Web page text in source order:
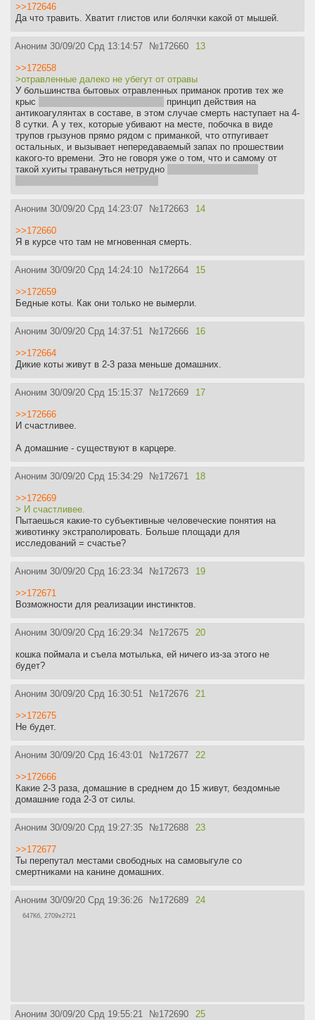
>>172646
Да что травить. Хватит глистов или болячки какой от мышей.
Аноним 30/09/20 Срд 13:14:57 №172660 13
>>172658
>отравленные далеко не убегут от отравы
У большинства бытовых отравленных приманок против тех же
крыс
принцип действия на
антикоагулянтах в составе, в этом случае смерть наступает на 4-
8 сутки. А у тех, которые убивают на месте, побочка в виде
трупов грызунов прямо рядом с приманкой, что отпугивает
остальных, и вызывает непередаваемый запах по прошествии
какого-то времени. Это не говоря уже о том, что и самому от
такой хуиты травануться нетрудно
Аноним 30/09/20 Срд 14:23:07 №172663 14
>>172660
Я в курсе что там не мгновенная смерть.
Аноним 30/09/20 Срд 14:24:10 №172664 15
>>172659
Бедные коты. Как они только не вымерли.
Аноним 30/09/20 Срд 14:37:51 №172666 16
>>172664
Дикие коты живут в 2-3 раза меньше домашних.
Аноним 30/09/20 Срд 15:15:37 №172669 17
>>172666
И счастливее.
А домашние - существуют в карцере.
Аноним 30/09/20 Срд 15:34:29 №172671 18
>>172669
> И счастливее.
Пытаешься какие-то субъективные человеческие понятия на
животинку экстраполировать. Больше площади для
исследований = счастье?
Аноним 30/09/20 Срд 16:23:34 №172673 19
>>172671
Возможности для реализации инстинктов.
Аноним 30/09/20 Срд 16:29:34 №172675 20
кошка поймала и съела мотылька, ей ничего из-за этого не
будет?
Аноним 30/09/20 Срд 16:30:51 №172676 21
>>172675
Не будет.
Аноним 30/09/20 Срд 16:43:01 №172677 22
>>172666
Какие 2-3 раза, домашние в среднем до 15 живут, бездомные
домашние года 2-3 от силы.
Аноним 30/09/20 Срд 19:27:35 №172688 23
>>172677
Ты перепутал местами свободных на самовыгуле со
смертниками на канине домашних.
Аноним 30/09/20 Срд 19:36:26 №172689 24
647Кб, 2709x2721
Аноним 30/09/20 Срд 19:55:21 №172690 25